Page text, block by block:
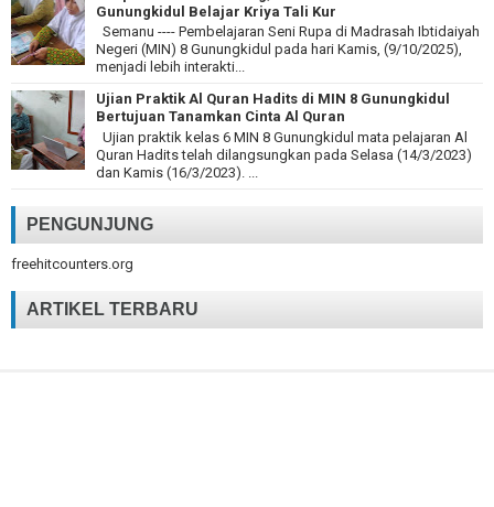
Gunungkidul Belajar Kriya Tali Kur
Semanu ---- Pembelajaran Seni Rupa di Madrasah Ibtidaiyah
Negeri (MIN) 8 Gunungkidul pada hari Kamis, (9/10/2025),
menjadi lebih interakti...
Ujian Praktik Al Quran Hadits di MIN 8 Gunungkidul
Bertujuan Tanamkan Cinta Al Quran
Ujian praktik kelas 6 MIN 8 Gunungkidul mata pelajaran Al
Quran Hadits telah dilangsungkan pada Selasa (14/3/2023)
dan Kamis (16/3/2023). ...
PENGUNJUNG
freehitcounters.org
ARTIKEL TERBARU